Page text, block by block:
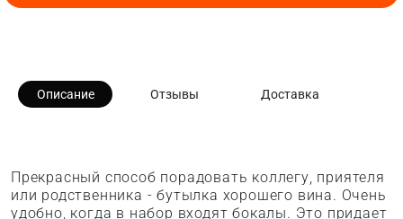
Описание Отзывы Доставка
Прекрасный способ порадовать коллегу, приятеля
или родственника - бутылка хорошего вина. Очень
удобно, когда в набор входят бокалы. Это придает